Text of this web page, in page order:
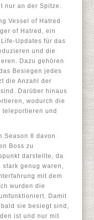
nur an der Spitze.
Vessel of Hatred
of Hatred, ein
Updates für das
und die
Dazu gehören
Besiegen jedes
die Anzahl der
Darüber hinaus
wodurch die
und
Season 8 davon
Boss zu
darstellte, da
stark genug waren,
mit dem
wurden die
Damit
sie besiegt sind,
ist und nur mit